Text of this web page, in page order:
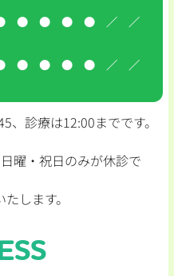
● ● ● ● ／ ／
● ● ● ● ／ ／
診療は12:00までです。
曜・祝日のみが休診で
します。